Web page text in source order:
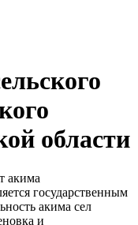
области
акима
государственным
акима сел
и